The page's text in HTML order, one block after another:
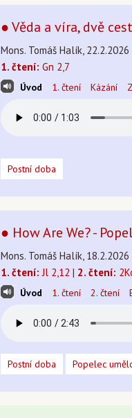
● Věda a víra, dvě
Mons. Tomáš Halík,
1. čtení: Gn 2,7
Úvod 1. čtení Kázání
Postní doba
● How Are We? -
Mons. Tomáš Halík,
1. čtení: Jl 2,12 | 2. čtení:
Úvod 1. čtení 2. čtení
Postní doba Popelec